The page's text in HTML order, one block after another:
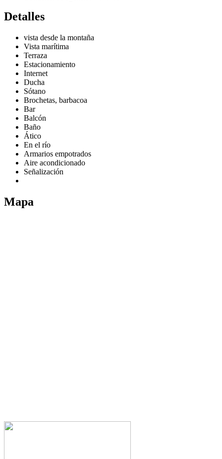
Detalles
vista desde la montaña
Vista marítima
Terraza
Estacionamiento
Internet
Ducha
Sótano
Brochetas, barbacoa
Bar
Balcón
Baño
Ático
En el río
Armarios empotrados
Aire acondicionado
Señalización
Mapa